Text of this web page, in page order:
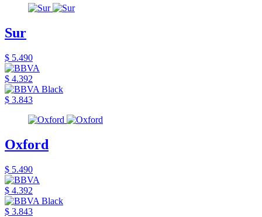
Sur
$ 5.490
$ 4.392
$ 3.843
Oxford
$ 5.490
$ 4.392
$ 3.843